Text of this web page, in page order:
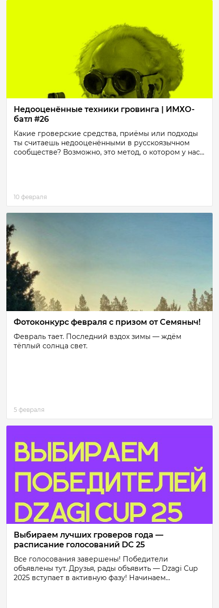
Недооценённые техники гровинга | ИМХО-
батл #26
Какие гроверские средства, приёмы или подходы
ты считаешь недооценёнными в русскоязычном
сообществе? Возможно, это метод, о котором у нас...
10 февраля
Фотоконкурс февраля с призом от Семяныч!
Февраль тает. Последний вздох зимы — ждём
тёплый солнца свет.
5 февраля
Выбираем лучших гроверов года —
расписание голосований DC 25
Все голосования завершены! Победители
объявлены тут. Друзья, рады объявить — Dzagi Cup
2025 вступает в активную фазу! Начинаем...